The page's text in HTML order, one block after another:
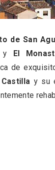
de San
y El
de
y su
San